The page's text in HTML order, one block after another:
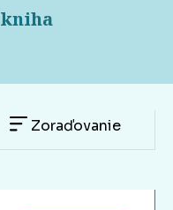
kniha
Zoraďovanie